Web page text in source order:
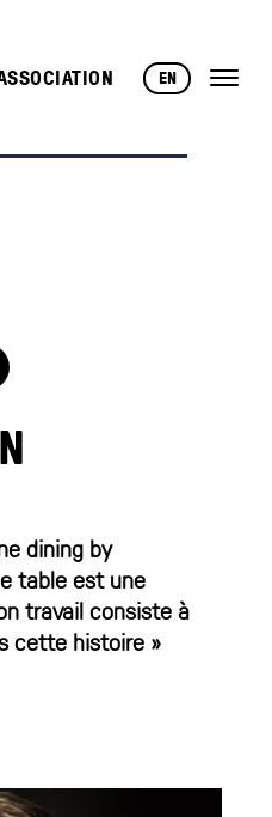
EN
dining by
table est une
travail consiste à
cette histoire »